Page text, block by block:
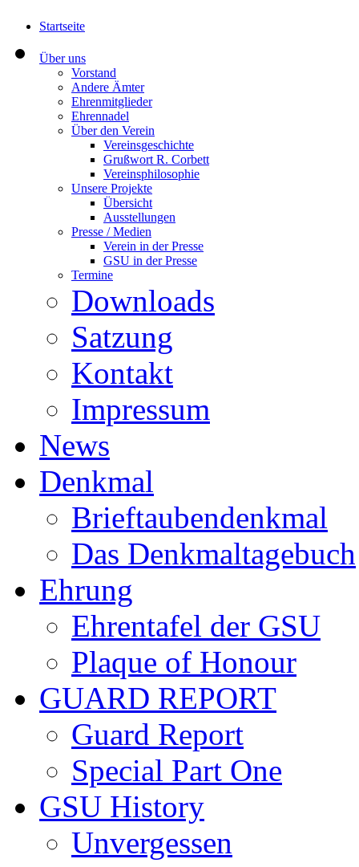
Startseite
Über uns
Vorstand
Andere Ämter
Ehrenmitglieder
Ehrennadel
Über den Verein
Vereinsgeschichte
Grußwort R. Corbett
Vereinsphilosophie
Unsere Projekte
Übersicht
Ausstellungen
Presse / Medien
Verein in der Presse
GSU in der Presse
Termine
Downloads
Satzung
Kontakt
Impressum
News
Denkmal
Brieftaubendenkmal
Das Denkmaltagebuch
Ehrung
Ehrentafel der GSU
Plaque of Honour
GUARD REPORT
Guard Report
Special Part One
GSU History
Unvergessen